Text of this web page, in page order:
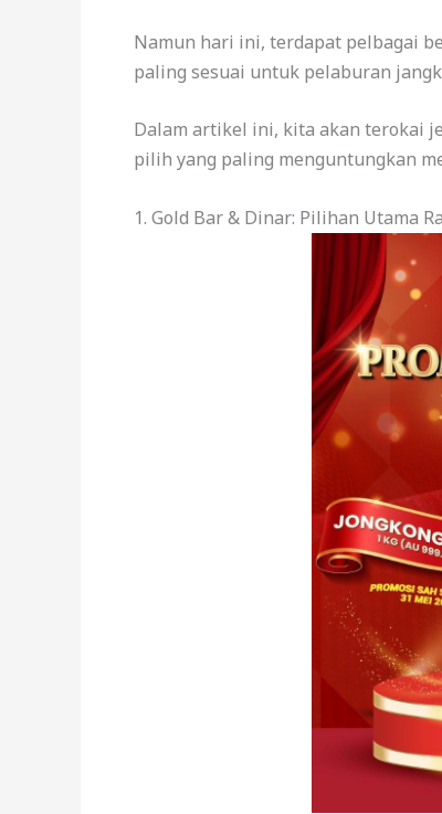
Namun hari ini, terdapat pelbagai
paling sesuai untuk pelaburan
Dalam artikel ini, kita akan terokai
pilih yang paling menguntungkan
1. Gold Bar & Dinar: Pilihan Utama